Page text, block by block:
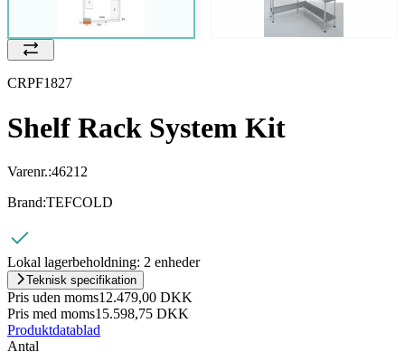
CRPF1827
Shelf Rack System Kit
Varenr.:46212
Brand:TEFCOLD
Lokal lagerbeholdning: 2 enheder
Teknisk specifikation
Pris uden moms12.479,00 DKK
Pris med moms15.598,75 DKK
Produktdatablad
Antal